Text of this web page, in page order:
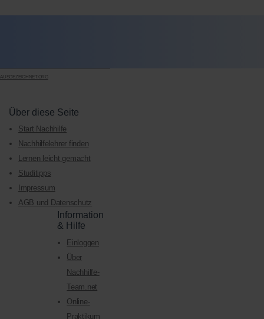
AUSGEZEICHNET.ORG
Über diese Seite
Start Nachhilfe
Nachhilfelehrer finden
Lernen leicht gemacht
Studitipps
Impressum
AGB und Datenschutz
Information
& Hilfe
Einloggen
Über
Nachhilfe-
Team.net
Online-
Praktikum